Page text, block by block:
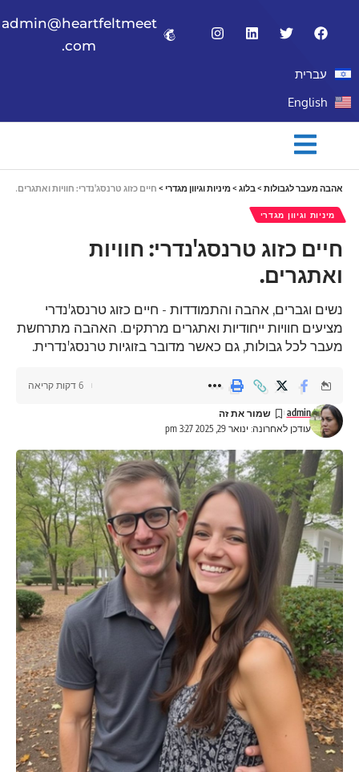
admin@heartfeltmeet
.com
עברית
English
אהבה מעבר לגבולות > בלוג > מיניות וגיוון מגדרי> חיים כזוג טרנסג'נדרי: חוויות ואתגרים.
מיניות וגיוון מגדרי
חיים כזוג טרנסג'נדרי: חוויות
ואתגרים.
נשים וגברים, אהבה והתמודדות - חיים כזוג טרנסג'נדרי
מציעים חוויות ייחודיות ואתגרים מרתקים. האהבה מתרחשת
מעבר לכל גבולות, גם כאשר מדובר בזוגיות טרנסג'נדרית.
עודכן לאחרונה: ינואר 29, 2025 3:27 pm
admin